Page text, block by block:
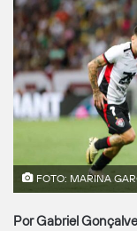
FOTO: MARINA
Por Gabriel